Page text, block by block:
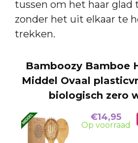
tussen om het haar glad
zonder het uit elkaar te
trekken.
Bamboozy Bamboe
Middel Ovaal
biologisch zero
€14,95
Op voorraad